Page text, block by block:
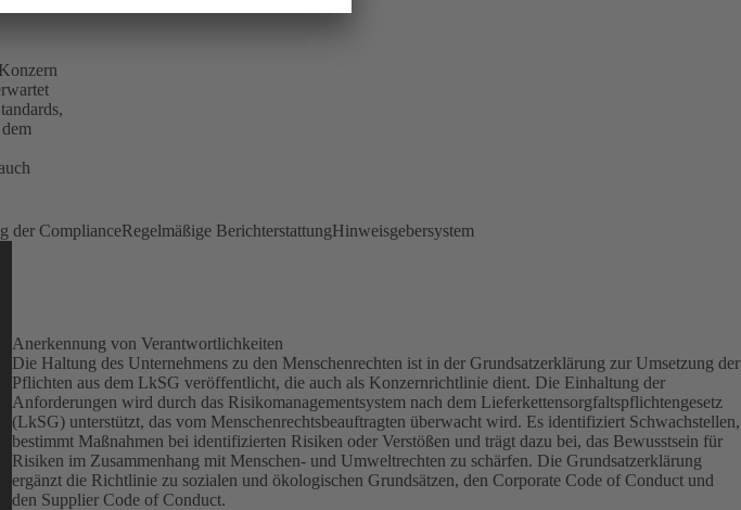
der ComplianceRegelmäßige BerichterstattungHinweisgebersystem
Anerkennung von Verantwortlichkeiten
Die Haltung des Unternehmens zu den Menschenrechten ist in der Grundsatzerklärung zur Umsetzung der
Pflichten aus dem LkSG veröffentlicht, die auch als Konzernrichtlinie dient. Die Einhaltung der
Anforderungen wird durch das Risikomanagementsystem nach dem Lieferkettensorgfaltspflichtengesetz
(LkSG) unterstützt, das vom Menschenrechtsbeauftragten überwacht wird. Es identifiziert Schwachstellen,
bestimmt Maßnahmen bei identifizierten Risiken oder Verstößen und trägt dazu bei, das Bewusstsein für
Risiken im Zusammenhang mit Menschen- und Umweltrechten zu schärfen. Die Grundsatzerklärung
ergänzt die Richtlinie zu sozialen und ökologischen Grundsätzen, den Corporate Code of Conduct und
den Supplier Code of Conduct.